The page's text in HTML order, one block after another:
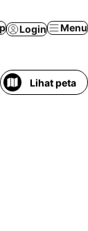
Login Menu
Lihat peta